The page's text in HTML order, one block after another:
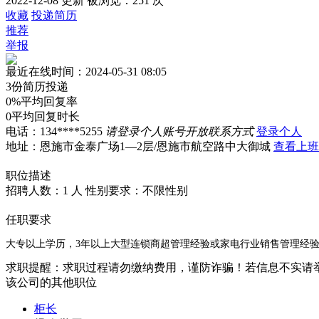
收藏 投递简历
推荐
举报
最近在线时间：2024-05-31 08:05
3份简历投递
0%平均回复率
0平均回复时长
电话： 134****5255 请登录个人账号开放联系方式 登录个人
地址：恩施市金泰广场1—2层/恩施市航空路中大御城 查看上
职位描述
招聘人数：1 人 性别要求：不限性别
任职要求
大专以上学历，3年以上大型连锁商超管理经验或家电行业销售管理经验
求职提醒：求职过程请勿缴纳费用，谨防诈骗！若信息不实请
该公司的其他职位
柜长